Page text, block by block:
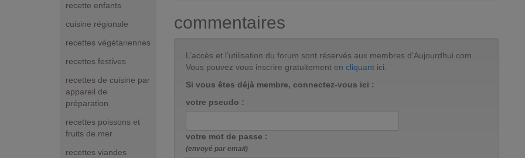
recette enfants
cuisine régionale
recettes végétariennes
recettes festives
recettes de cuisine par
appareil de
préparation
recettes poissons et
fruits de mer
recettes viandes
commentaires
L’accès et l’utilisation du forum sont réservés aux membres d'Aujourdhui.com.
Vous pouvez vous inscrire gratuitement en cliquant ici
Si vous êtes déjà membre, connectez-vous ici :
votre pseudo :
votre mot de passe :
(envoyé par email)